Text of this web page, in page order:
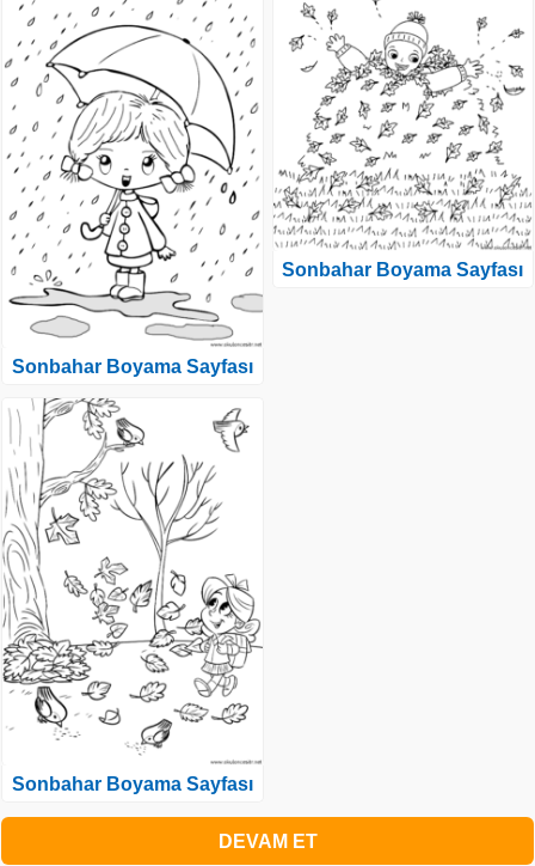
Sonbahar Boyama Sayfası
Sonbahar Boyama Sayfası
Sonbahar Boyama Sayfası
DEVAM ET